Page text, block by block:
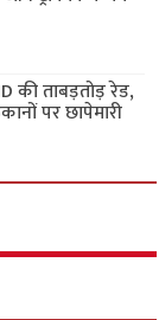
की ताबड़तोड़ रेड,
पर छापेमारी